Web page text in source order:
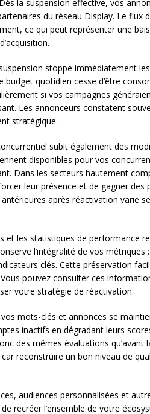
la suspension effective, vos
du réseau Display. Le flux
ce qui peut représenter une
stoppe immédiatement
budget quotidien cesse d’être
si vos campagnes
Les annonceurs constatent
stratégique.
subit également des
disponibles pour vos
Dans les secteurs hautement
leur présence et de gagner
après réactivation varie
et les statistiques de performance
l’intégralité de vos
clés. Cette préservation
pouvez consulter ces
votre stratégie de réactivation.
mots-clés et annonces se
inactifs en dégradant leurs
des mêmes évaluations qu’avant
reconstruire un bon niveau de
audiences personnalisées et
de recréer l’ensemble de votre